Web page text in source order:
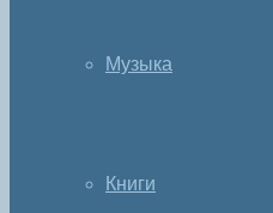
Музыка
Книги